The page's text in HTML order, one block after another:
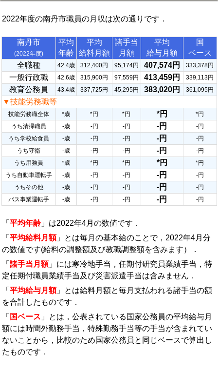
2022年度の南丹市職員の月収は次の通りです．
南丹市
(2022年度)
平均
年齢
平均
給料月額
諸手当
月額
平均
給与月額
国
ベース
全職種
42.4歳 312,400円 95,174円 407,574円 333,378円
一般行政職 42.6歳 315,900円 97,559円 413,459円 339,113円
教育公務員 43.4歳 337,725円 45,295円 383,020円 361,095円
▼技能労務職等
技能労務職全体 *歳 *円 *円 *円
*円
うち清掃職員
-歳 -円 -円 -円
-円
うち学校給食員
-歳 -円 -円 -円
-円
うち守衛
-歳 -円 -円 -円
-円
うち用務員
*歳 *円 *円 *円
*円
うち自動車運転手
-歳 -円 -円 -円
-円
うちその他
-歳 -円 -円 -円
-円
バス事業運転手
-歳 -円 -円 -円 -円
「 平均年齢 」は2022年4月の数値です．
「 平均給料月額」とは毎月の基本給のことで，2022年4月分
の数値です(給料の調整額及び教職調整額を含みます）．
「 諸手当月額」には寒冷地手当，任期付研究員業績手当，特
定任期付職員業績手当及び災害派遣手当は含みません．
「 平均給与月額」とは給料月額と毎月支払われる諸手当の額
を合計したものです．
「 国ベース 」とは，公表されている国家公務員の平均給与月
額には時間外勤務手当，特殊勤務手当等の手当が含まれてい
ないことから，比較のため国家公務員と同じベースで算出し
たものです．